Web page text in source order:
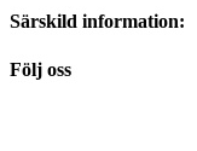
Särskild information:
Följ oss